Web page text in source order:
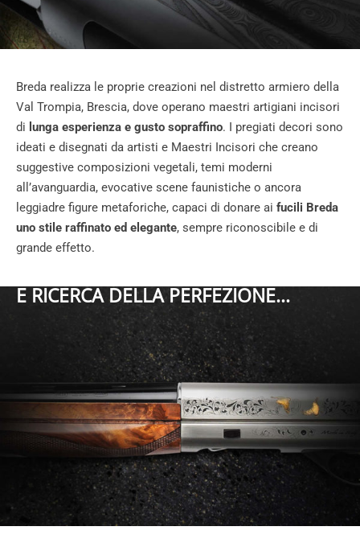
Breda realizza le proprie creazioni nel distretto armiero della
Val Trompia, Brescia, dove operano maestri artigiani incisori
di lunga esperienza e gusto sopraffino. I pregiati decori sono
ideati e disegnati da artisti e Maestri Incisori che creano
suggestive composizioni vegetali, temi moderni
all’avanguardia, evocative scene faunistiche o ancora
leggiadre figure metaforiche, capaci di donare ai fucili Breda
uno stile raffinato ed elegante, sempre riconoscibile e di
grande effetto.
E RICERCA DELLA PERFEZIONE...